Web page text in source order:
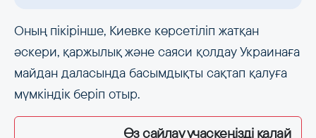
Оның пікірінше, Киевке көрсетіліп жатқан
әскери, қаржылық және саяси қолдау Украинаға
майдан даласында басымдықты сақтап қалуға
мүмкіндік беріп отыр.
Өз сайлау учаскеңізді қалай